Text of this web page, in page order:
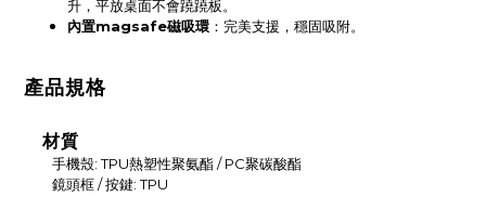
升 ，平放桌面不會蹺蹺板。
內置magsafe磁吸環 ：完美支援，穩固吸附。
產品規格
材質
手機殼: TPU熱塑性聚氨酯 / PC聚碳酸酯
鏡頭框 / 按鍵: TPU